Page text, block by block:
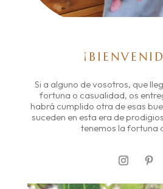
Si a alguno de vosotros, que
fortuna o casualidad, os
habrá cumplido otra de esas
suceden en esta era de
tenemos la fortuna